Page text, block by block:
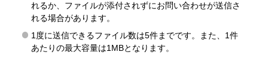
れるか、ファイルが添付されずにお問い合わせが送信さ
れる場合があります。
1度に送信できるファイル数は5件までです。また、1件
あたりの最大容量は1MBとなります。